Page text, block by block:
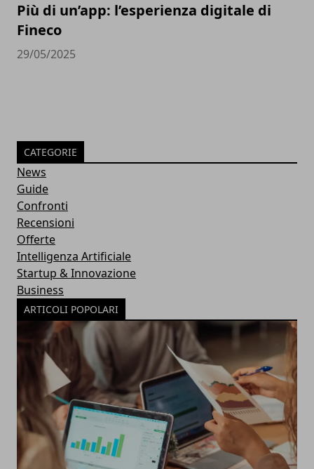
Più di un’app: l’esperienza digitale di
Fineco
29/05/2025
CATEGORIE
News
Guide
Confronti
Recensioni
Offerte
Intelligenza Artificiale
Startup & Innovazione
Business
ARTICOLI POPOLARI